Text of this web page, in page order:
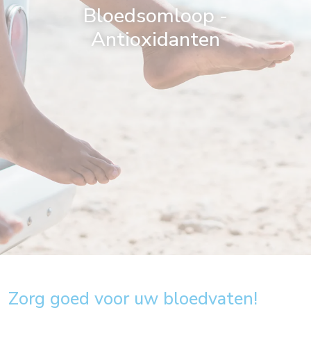
Bloedsomloop -
Antioxidanten
Zorg goed voor uw bloedvaten!